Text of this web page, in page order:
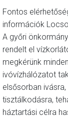
Fontos
információk
A győri
rendelt el
megkérünk
ivóvízhálózatot
elsősorban ivásra,
tisztálkodásra,
háztartási célra